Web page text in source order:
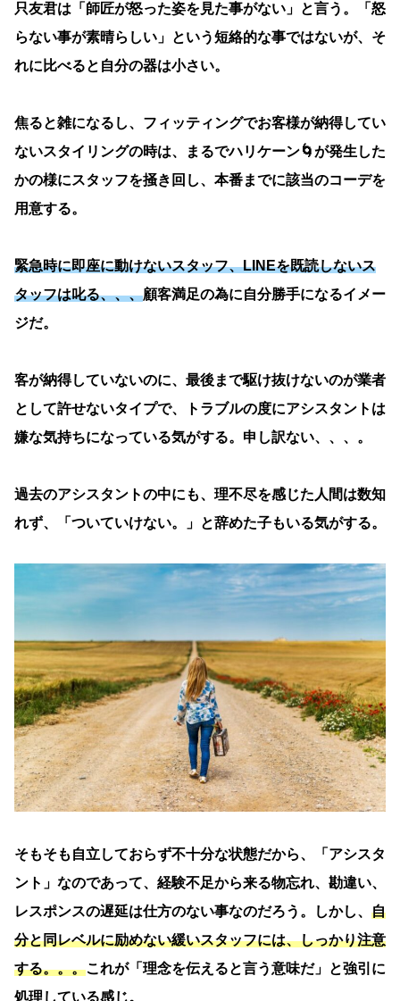
只友君は「師匠が怒った姿を見た事がない」と言う。「怒
らない事が素晴らしい」という短絡的な事ではないが、そ
れに比べると自分の器は小さい。
焦ると雑になるし、フィッティングでお客様が納得してい
ないスタイリングの時は、まるでハリケーン🌀が発生した
かの様にスタッフを掻き回し、本番までに該当のコーデを
用意する。
緊急時に即座に動けないスタッフ、LINEを既読しないス
タッフは叱る、、、顧客満足の為に自分勝手になるイメー
ジだ。
客が納得していないのに、最後まで駆け抜けないのが業者
として許せないタイプで、トラブルの度にアシスタントは
嫌な気持ちになっている気がする。申し訳ない、、、。
過去のアシスタントの中にも、理不尽を感じた人間は数知
れず、「ついていけない。」と辞めた子もいる気がする。
そもそも自立しておらず不十分な状態だから、「アシスタ
ント」なのであって、経験不足から来る物忘れ、勘違い、
レスポンスの遅延は仕方のない事なのだろう。しかし、 自
分と同レベルに励めない緩いスタッフには、しっかり注意
する。。。これが「理念を伝えると言う意味だ」と強引に
処理している感じ。